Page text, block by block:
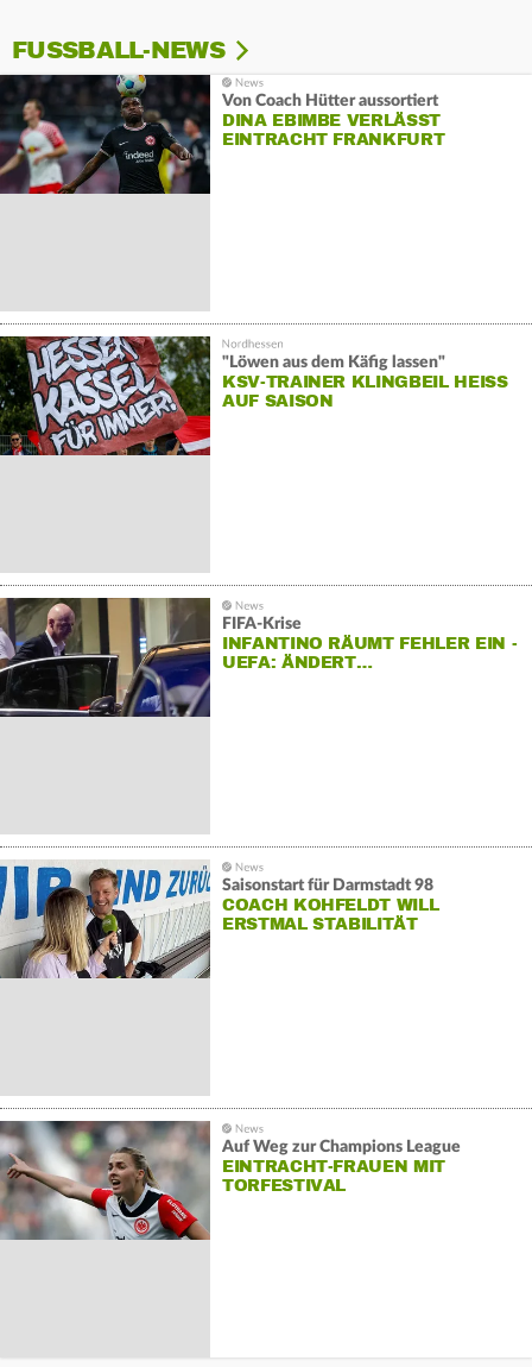
FUSSBALL-NEWS
Von Coach Hütter aussortiert
DINA EBIMBE VERLÄSST
EINTRACHT FRANKFURT
"Löwen aus dem Käfig lassen"
KSV-TRAINER KLINGBEIL HEISS A
UF SAISON
FIFA-Krise
INFANTINO RÄUMT FEHLER EIN -
UEFA: ÄNDERT…
Saisonstart für Darmstadt 98
COACH KOHFELDT WILL
ERSTMAL STABILITÄT
Auf Weg zur Champions League
EINTRACHT-FRAUEN MIT
TORFESTIVAL